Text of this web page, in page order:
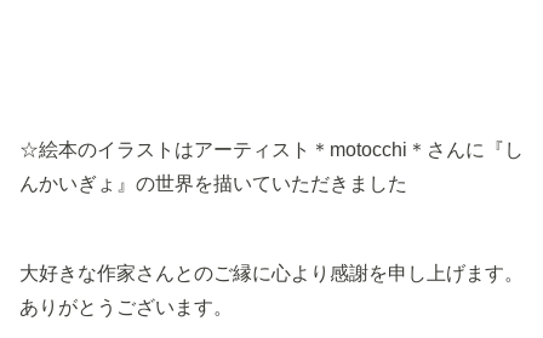
☆絵本のイラストはアーティスト＊motocchi＊さんに『し
んかいぎょ』の世界を描いていただきました
大好きな作家さんとのご縁に心より感謝を申し上げます。
ありがとうございます。